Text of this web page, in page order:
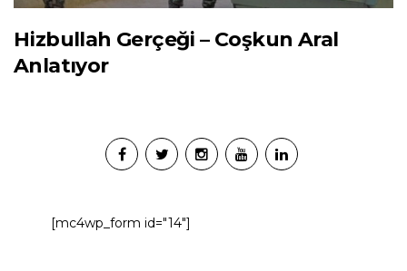
Hizbullah Gerçeği – Coşkun Aral
Anlatıyor
[mc4wp_form id="14"]